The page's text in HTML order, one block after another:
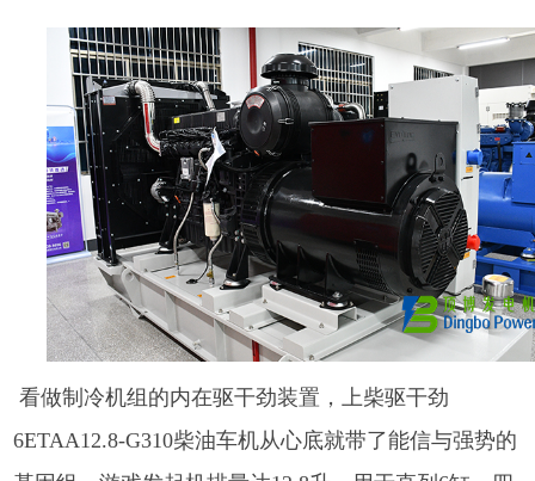
看做制冷机组的内在驱干劲装置，上柴驱干劲
6ETAA12.8-G310柴油车机从心底就带了能信与强势的